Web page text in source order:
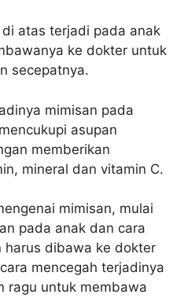
atas terjadi pada anak
ke dokter untuk
secepatnya.
mimisan pada
asupan
memberikan
mineral dan vitamin C.
mimisan, mulai
pada anak dan cara
harus dibawa ke dokter
mencegah terjadinya
ragu untuk membawa